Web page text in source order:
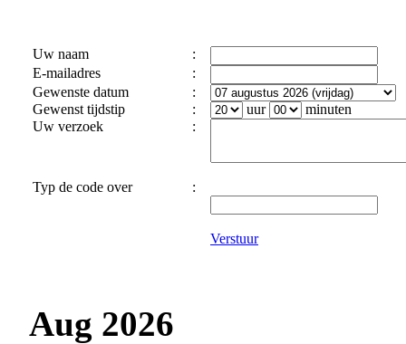
Uw naam
:
E-mailadres
:
Gewenste datum
:
Gewenst tijdstip
: uur
minuten
Uw verzoek
:
Typ de code over :
Verstuur
Aug 2026